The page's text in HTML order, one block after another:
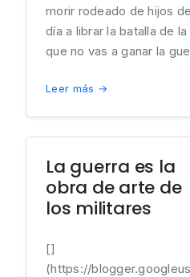
morir rodeado de hijos
día a librar la batalla de
que no vas a ganar la
Leer más →
La guerra es la
obra de arte de
los militares
[]
(https://